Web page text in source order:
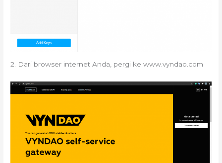
2. Dari browser internet Anda, pergi ke www.vyndao.com